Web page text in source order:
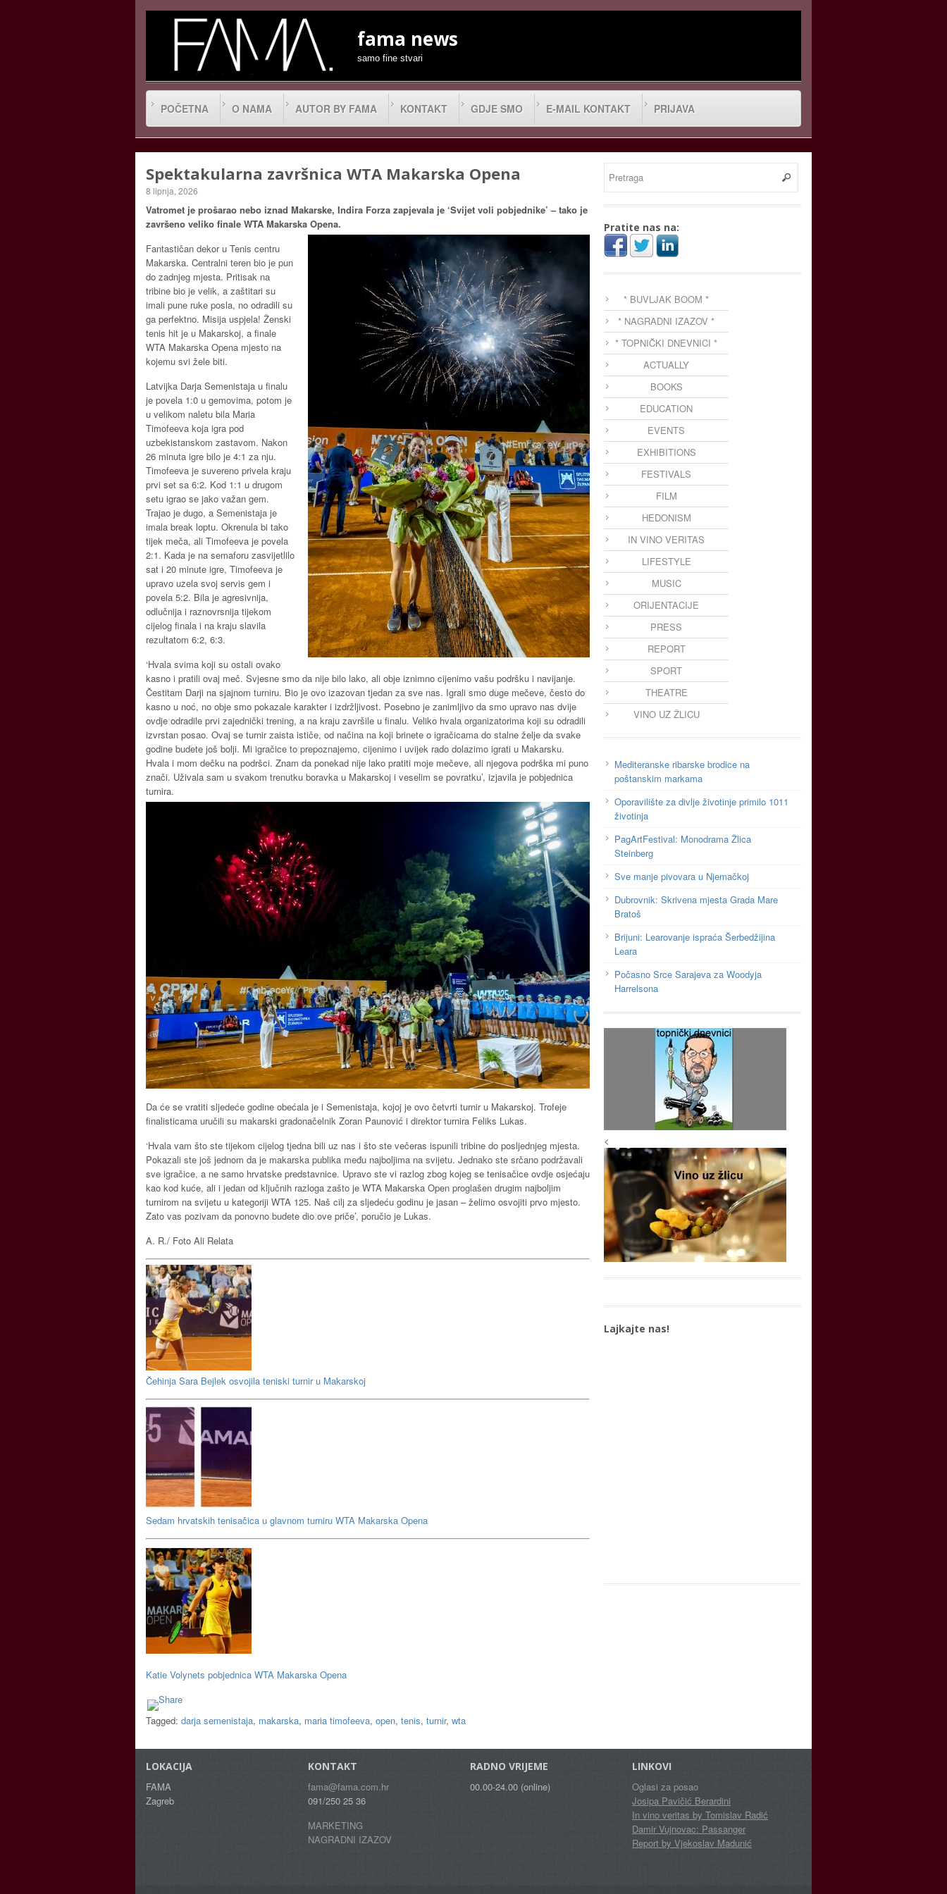
fama news
samo fine stvari
POČETNA O NAMA AUTOR BY FAMA KONTAKT GDJE SMO E-MAIL KONTAKT PRIJAVA
Spektakularna završnica WTA Makarska Opena
8 lipnja, 2026
Vatromet je prošarao nebo iznad Makarske, Indira Forza zapjevala je ‘Svijet voli pobjednike’ – tako je
završeno veliko finale WTA Makarska Opena.
Fantastičan dekor u Tenis centru
Makarska. Centralni teren bio je pun
do zadnjeg mjesta. Pritisak na
tribine bio je velik, a zaštitari su
imali pune ruke posla, no odradili su
ga perfektno. Misija uspjela! Ženski
tenis hit je u Makarskoj, a finale
WTA Makarska Opena mjesto na
kojemu svi žele biti.
Latvijka Darja Semenistaja u finalu
je povela 1:0 u gemovima, potom je
u velikom naletu bila Maria
Timofeeva koja igra pod
uzbekistanskom zastavom. Nakon
26 minuta igre bilo je 4:1 za nju.
Timofeeva je suvereno privela kraju
prvi set sa 6:2. Kod 1:1 u drugom
setu igrao se jako važan gem.
Trajao je dugo, a Semenistaja je
imala break loptu. Okrenula bi tako
tijek meča, ali Timofeeva je povela
2:1. Kada je na semaforu zasvijetlilo
sat i 20 minute igre, Timofeeva je
upravo uzela svoj servis gem i
povela 5:2. Bila je agresivnija,
odlučnija i raznovrsnija tijekom
cijelog finala i na kraju slavila
rezultatom 6:2, 6:3.
‘Hvala svima koji su ostali ovako
kasno i pratili ovaj meč. Svjesne smo da nije bilo lako, ali obje iznimno cijenimo vašu podršku i navijanje.
Čestitam Darji na sjajnom turniru. Bio je ovo izazovan tjedan za sve nas. Igrali smo duge mečeve, često do
kasno u noć, no obje smo pokazale karakter i izdržljivost. Posebno je zanimljivo da smo upravo nas dvije
ovdje odradile prvi zajednički trening, a na kraju završile u finalu. Veliko hvala organizatorima koji su odradili
izvrstan posao. Ovaj se turnir zaista ističe, od načina na koji brinete o igračicama do stalne želje da svake
godine budete još bolji. Mi igračice to prepoznajemo, cijenimo i uvijek rado dolazimo igrati u Makarsku.
Hvala i mom dečku na podršci. Znam da ponekad nije lako pratiti moje mečeve, ali njegova podrška mi puno
znači. Uživala sam u svakom trenutku boravka u Makarskoj i veselim se povratku’, izjavila je pobjednica
turnira.
Da će se vratiti sljedeće godine obećala je i Semenistaja, kojoj je ovo četvrti turnir u Makarskoj. Trofeje
finalisticama uručili su makarski gradonačelnik Zoran Paunović i direktor turnira Feliks Lukas.
‘Hvala vam što ste tijekom cijelog tjedna bili uz nas i što ste večeras ispunili tribine do posljednjeg mjesta.
Pokazali ste još jednom da je makarska publika među najboljima na svijetu. Jednako ste srčano podržavali
sve igračice, a ne samo hrvatske predstavnice. Upravo ste vi razlog zbog kojeg se tenisačice ovdje osjećaju
kao kod kuće, ali i jedan od ključnih razloga zašto je WTA Makarska Open proglašen drugim najboljim
turnirom na svijetu u kategoriji WTA 125. Naš cilj za sljedeću godinu je jasan – želimo osvojiti prvo mjesto.
Zato vas pozivam da ponovno budete dio ove priče’, poručio je Lukas.
A. R./ Foto Ali Relata
Čehinja Sara Bejlek osvojila teniski turnir u Makarskoj
Sedam hrvatskih tenisačica u glavnom turniru WTA Makarska Opena
Katie Volynets pobjednica WTA Makarska Opena
Tagged: darja semenistaja, makarska, maria timofeeva, open, tenis, turnir, wta
Pratite nas na:
* BUVLJAK BOOM *
* NAGRADNI IZAZOV *
* TOPNIČKI DNEVNICI *
ACTUALLY
BOOKS
EDUCATION
EVENTS
EXHIBITIONS
FESTIVALS
FILM
HEDONISM
IN VINO VERITAS
LIFESTYLE
MUSIC
ORIJENTACIJE
PRESS
REPORT
SPORT
THEATRE
VINO UZ ŽLICU
Mediteranske ribarske brodice na
poštanskim markama
Oporavilište za divlje životinje primilo 1011
životinja
PagArtFestival: Monodrama Žlica
Steinberg
Sve manje pivovara u Njemačkoj
Dubrovnik: Skrivena mjesta Grada Mare
Bratoš
Brijuni: Learovanje ispraća Šerbedžijina
Leara
Počasno Srce Sarajeva za Woodyja
Harrelsona
<
Lajkajte nas!
LOKACIJA
FAMA
Zagreb
KONTAKT
fama@fama.com.hr
091/250 25 36
MARKETING
NAGRADNI IZAZOV
RADNO VRIJEME
00.00-24.00 (online)
LINKOVI
Oglasi za posao
Josipa Pavičić Berardini
In vino veritas by Tomislav Radić
Damir Vujnovac: Passanger
Report by Vjekoslav Madunić